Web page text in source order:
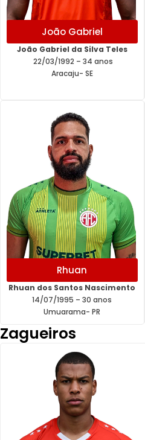
João Gabriel
João Gabriel da Silva Teles
22/03/1992 – 34 anos
Aracaju- SE
Rhuan
Rhuan dos Santos Nascimento
14/07/1995 – 30 anos
Umuarama- PR
Zagueiros